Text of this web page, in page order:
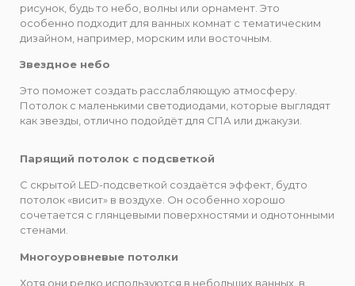
рисунок, будь то небо, волны или орнамент. Это
особенно подходит для ванных комнат с тематическим
дизайном, например, морским или восточным.
Звездное небо
Это поможет создать расслабляющую атмосферу.
Потолок с маленькими светодиодами, которые выглядят
как звезды, отлично подойдёт для СПА или джакузи.
Парящий потолок с подсветкой
С скрытой LED-подсветкой создаётся эффект, будто
потолок «висит» в воздухе. Он особенно хорошо
сочетается с глянцевыми поверхностями и однотонными
стенами.
Многоуровневые потолки
Хотя они редко используются в небольших ванных, в